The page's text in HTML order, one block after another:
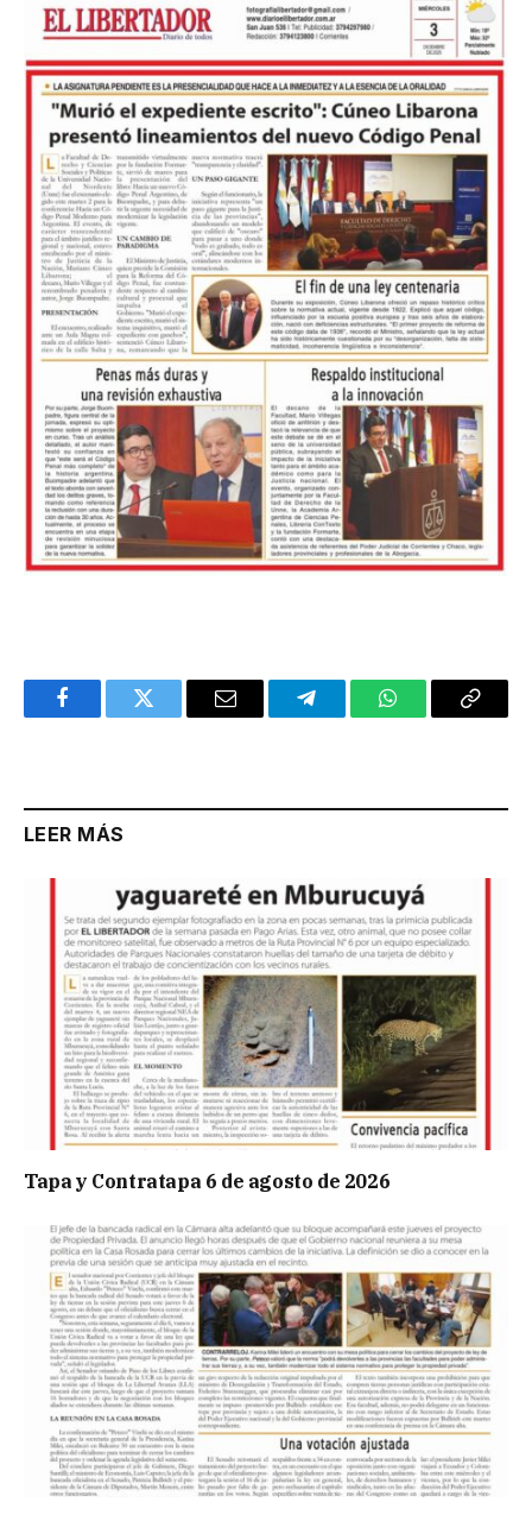
FacebookTwitter Email TelegramWhatsAppCopy
LEER MÁS
Tapa y Contratapa 6 de agosto de 2026